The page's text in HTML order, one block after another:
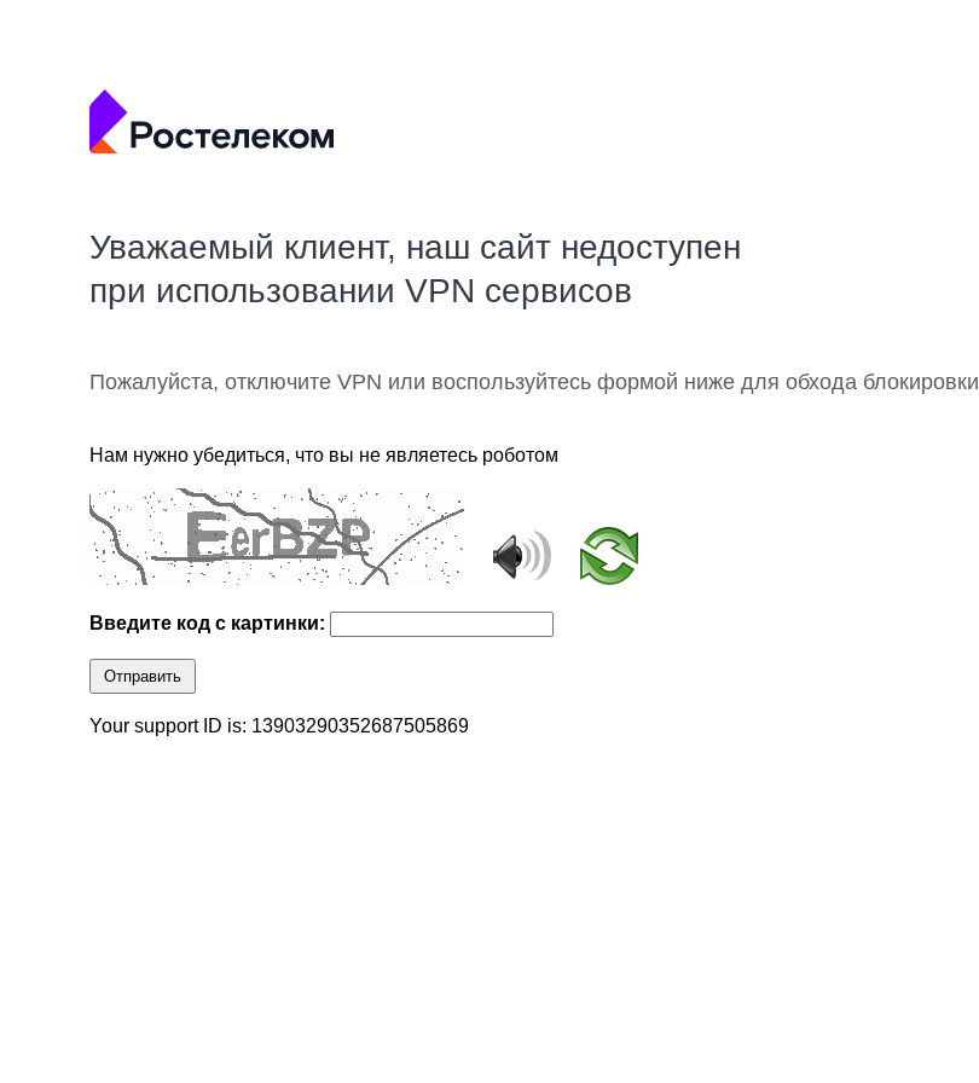
Уважаемый клиент, наш сайт недоступен
при использовании VPN сервисов
Пожалуйста, отключите VPN или воспользуйтесь формой ниже для обхода блокировки
Нам нужно убедиться, что вы не являетесь роботом
Введите код с картинки:
Отправить
Your support ID is: 13903290352687505869